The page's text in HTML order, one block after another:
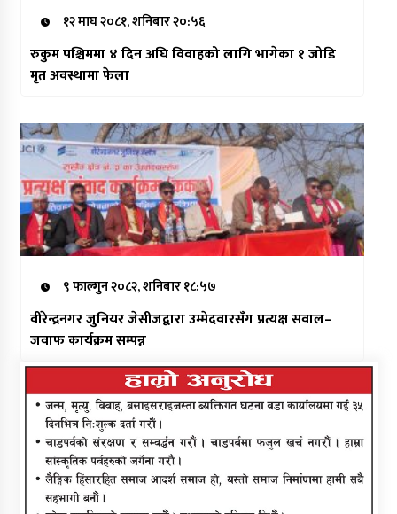
१२ माघ २०८१, शनिबार २०:५६
रुकुम पश्चिममा ४ दिन अघि विवाहको लागि भागेका १ जोडि
मृत अवस्थामा फेला
९ फाल्गुन २०८२, शनिबार १८:५७
वीरेन्द्रनगर जुनियर जेसीजद्वारा उम्मेदवारसँग प्रत्यक्ष सवाल–
जवाफ कार्यक्रम सम्पन्न